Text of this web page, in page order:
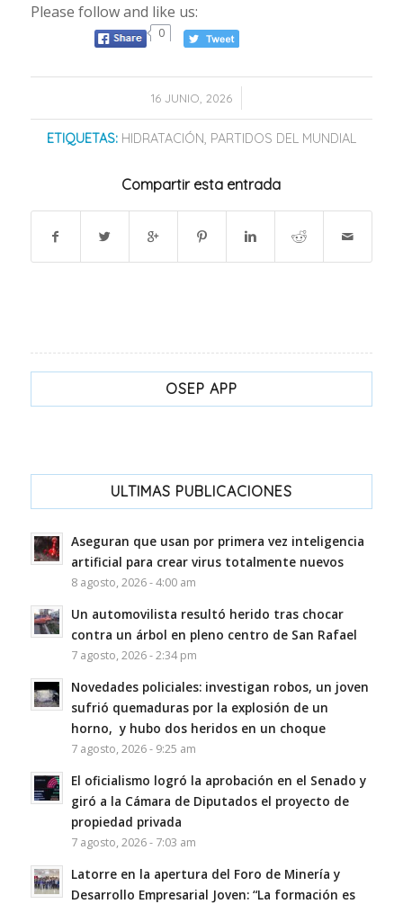
Please follow and like us:
0
16 JUNIO, 2026
/
ETIQUETAS: HIDRATACIÓN, PARTIDOS DEL MUNDIAL
Compartir esta entrada
OSEP APP
ULTIMAS PUBLICACIONES
Aseguran que usan por primera vez inteligencia
artificial para crear virus totalmente nuevos
8 agosto, 2026 - 4:00 am
Un automovilista resultó herido tras chocar
contra un árbol en pleno centro de San Rafael
7 agosto, 2026 - 2:34 pm
Novedades policiales: investigan robos, un joven
sufrió quemaduras por la explosión de un
horno, y hubo dos heridos en un choque
7 agosto, 2026 - 9:25 am
El oficialismo logró la aprobación en el Senado y
giró a la Cámara de Diputados el proyecto de
propiedad privada
7 agosto, 2026 - 7:03 am
Latorre en la apertura del Foro de Minería y
Desarrollo Empresarial Joven: “La formación es